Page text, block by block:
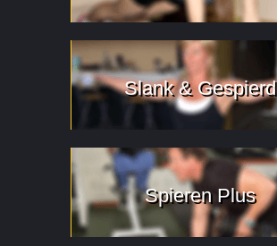
Slank & Gespierd
Spieren Plus